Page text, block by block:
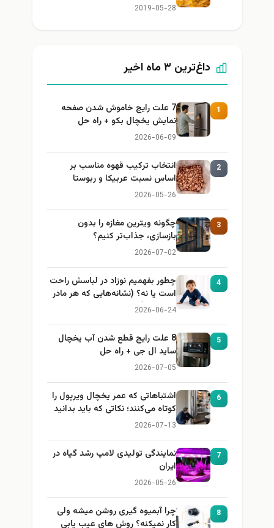
2019-05-28
داغ‌ترین ۳ ماه اخیر
1
7 علت رایج خاموش شدن صفحه
نمایش یخچال بکو + راه حل
2026-06-09
2
انتخاب ترکیب قهوه مناسب بر
اساس نسبت عربیکا و ربوستا
2026-05-26
3
چگونه ویترین مغازه را بدون
بازسازی، جذاب‌تر کنیم؟
2026-07-02
4
چطور بفهمیم نوزاد در لباسش راحت
است یا نه؟ (نشانه‌هایی که هر مادر
باید بداند)
2026-06-24
5
8 علت رایج قطع شدن آب یخچال
ساید ال جی + راه حل
2026-07-05
6
اشتباهاتی که عمر یخچال ویرپول را
کوتاه می‌کنند؛ نکاتی که باید بدانید
2026-07-13
7
نمایندگی تولیدی لامپ رشد گیاه در
ایران
2026-05-26
8
چرا آبمیوه گیری روشن میشه ولی
کار نمیکنه؟ روش های عیب یابی